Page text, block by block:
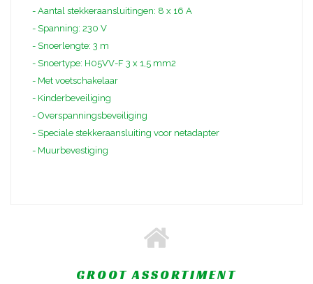
- Aantal stekkeraansluitingen: 8 x 16 A
- Spanning: 230 V
- Snoerlengte: 3 m
- Snoertype: H05VV-F 3 x 1,5 mm2
- Met voetschakelaar
- Kinderbeveiliging
- Overspanningsbeveiliging
- Speciale stekkeraansluiting voor netadapter
- Muurbevestiging
GROOT ASSORTIMENT